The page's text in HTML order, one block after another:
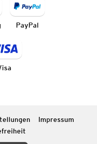
PayPal
Impressum